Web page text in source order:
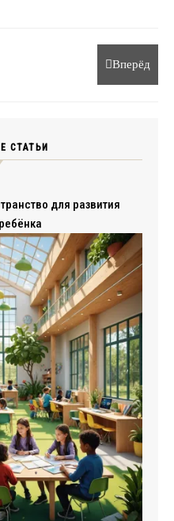
Вперёд
СТАТЬИ
для развития